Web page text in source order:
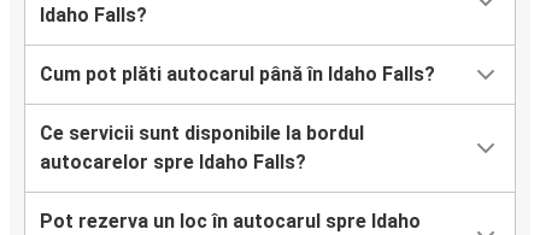
Idaho Falls?
Cum pot plăti autocarul până în Idaho Falls?
Ce servicii sunt disponibile la bordul
autocarelor spre Idaho Falls?
Pot rezerva un loc în autocarul spre Idaho